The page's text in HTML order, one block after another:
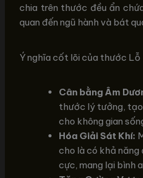
chia trên thước đều ẩn
quan đến ngũ hành và bát
Ý nghĩa cốt lõi của thước Lỗ
Cân bằng Âm
thước lý tưởng, tạo
cho không gian
Hóa Giải Sát Khí:
cho là có khả năng
cực, mang lại bình